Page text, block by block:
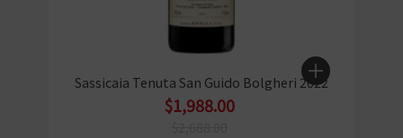
Sassicaia Tenuta San Guido Bolgheri 2022
$1,988.00